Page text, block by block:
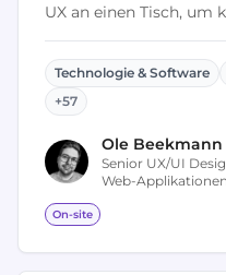
UX an einen Tisch, um
Workshop schafft ein
Technologie & Software
+57
Ole Beekmann
Senior UX/UI
Web-Applikationen
On-site